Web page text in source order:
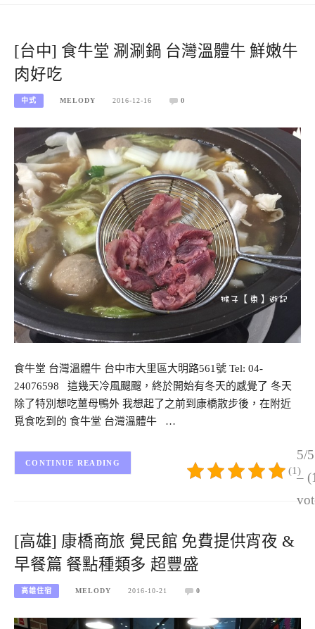
[台中] 食牛堂 涮涮鍋 台灣溫體牛 鮮嫩牛
肉好吃
中式 MELODY 2016-12-16 0
食牛堂 台灣溫體牛 台中市大里區大明路561號 Tel: 04-
24076598 這幾天冷風颼颼，終於開始有冬天的感覺了 冬天
除了特別想吃薑母鴨外 我想起了之前到康橋散步後，在附近
覓食吃到的 食牛堂 台灣溫體牛 …
5/5
–
(1)
CONTINUE READING
[高雄] 康橋商旅 覺民館 免費提供宵夜 &
早餐篇 餐點種類多 超豐盛
高雄住宿 MELODY 2016-10-21 0